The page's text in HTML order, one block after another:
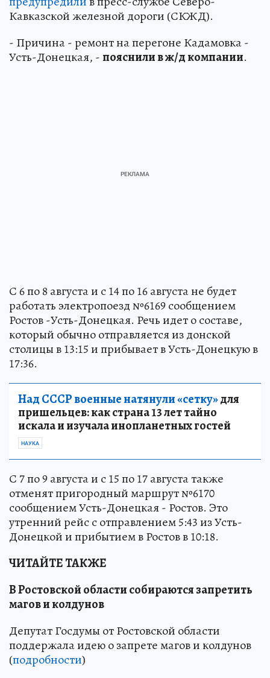
Кавказской железной дороги (СКЖД).
- Причина - ремонт на перегоне Кадамовка -
Усть-Донецкая, -пояснили в ж/д компании.
С 6 по 8 августа и с 14 по 16 августа не будет
работать электропоезд №6169 сообщением
Ростов -Усть-Донецкая. Речь идет о составе,
который обычно отправляется из донской
столицы в 13:15 и прибывает в Усть-Донецкую в
17:36.
Над СССР военные натянули «сетку»для
пришельцев: как страна 13 лет тайно
искала и изучала инопланетных гостей
НАУКА
С 7 по 9 августа и с 15 по 17 августа также
отменят пригородный маршрут №6170
сообщением Усть-Донецкая - Ростов. Это
утренний рейс с отправлением 5:43 из Усть-
Донецкой и прибытием в Ростов в 10:18.
ЧИТАЙТЕ ТАКЖЕ
В Ростовской области собираются запретить
магов и колдунов
Депутат Госдумы от Ростовской области
поддержала идею о запрете магов и колдунов
(подробности)